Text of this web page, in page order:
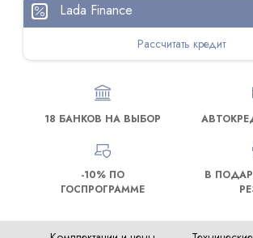
Lada Finance
Рассчитать кредит
18 БАНКОВ НА ВЫБОР
-10% ПО
ГОСПРОГРАММЕ
В